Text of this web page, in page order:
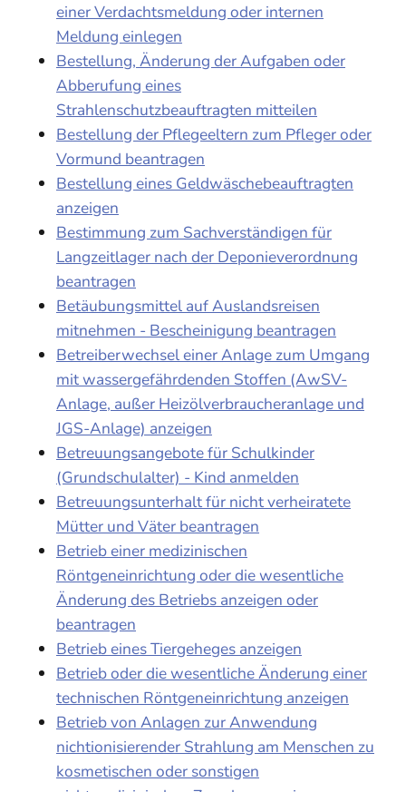
einer Verdachtsmeldung oder internen
Meldung einlegen
Bestellung, Änderung der Aufgaben oder
Abberufung eines
Strahlenschutzbeauftragten mitteilen
Bestellung der Pflegeeltern zum Pfleger oder
Vormund beantragen
Bestellung eines Geldwäschebeauftragten
anzeigen
Bestimmung zum Sachverständigen für
Langzeitlager nach der Deponieverordnung
beantragen
Betäubungsmittel auf Auslandsreisen
mitnehmen - Bescheinigung beantragen
Betreiberwechsel einer Anlage zum Umgang
mit wassergefährdenden Stoffen (AwSV-
Anlage, außer Heizölverbraucheranlage und
JGS-Anlage) anzeigen
Betreuungsangebote für Schulkinder
(Grundschulalter) - Kind anmelden
Betreuungsunterhalt für nicht verheiratete
Mütter und Väter beantragen
Betrieb einer medizinischen
Röntgeneinrichtung oder die wesentliche
Änderung des Betriebs anzeigen oder
beantragen
Betrieb eines Tiergeheges anzeigen
Betrieb oder die wesentliche Änderung einer
technischen Röntgeneinrichtung anzeigen
Betrieb von Anlagen zur Anwendung
nichtionisierender Strahlung am Menschen zu
kosmetischen oder sonstigen